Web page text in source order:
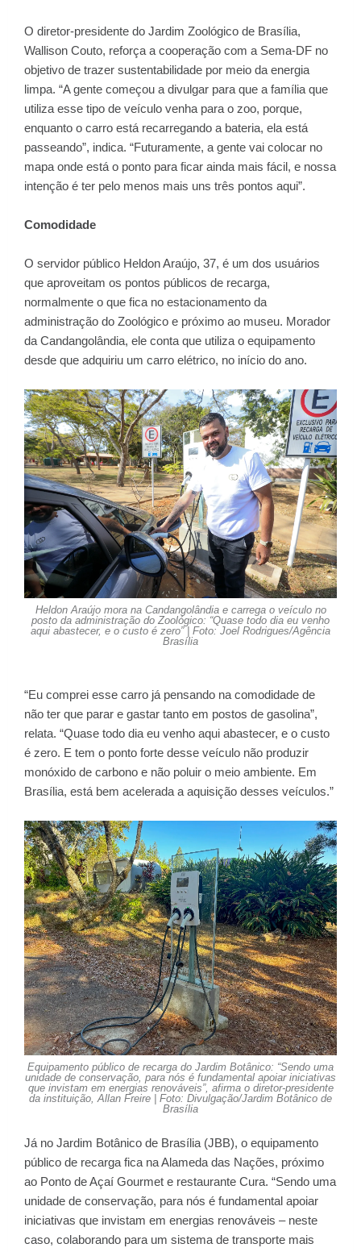
O diretor-presidente do Jardim Zoológico de Brasília,
Wallison Couto, reforça a cooperação com a Sema-DF no
objetivo de trazer sustentabilidade por meio da energia
limpa. “A gente começou a divulgar para que a família que
utiliza esse tipo de veículo venha para o zoo, porque,
enquanto o carro está recarregando a bateria, ela está
passeando”, indica. “Futuramente, a gente vai colocar no
mapa onde está o ponto para ficar ainda mais fácil, e nossa
intenção é ter pelo menos mais uns três pontos aqui”.
Comodidade
O servidor público Heldon Araújo, 37, é um dos usuários
que aproveitam os pontos públicos de recarga,
normalmente o que fica no estacionamento da
administração do Zoológico e próximo ao museu. Morador
da Candangolândia, ele conta que utiliza o equipamento
desde que adquiriu um carro elétrico, no início do ano.
Heldon Araújo mora na Candangolândia e carrega o veículo no
posto da administração do Zoológico: “Quase todo dia eu venho
aqui abastecer, e o custo é zero” | Foto: Joel Rodrigues/Agência
Brasília
“Eu comprei esse carro já pensando na comodidade de
não ter que parar e gastar tanto em postos de gasolina”,
relata. “Quase todo dia eu venho aqui abastecer, e o custo
é zero. E tem o ponto forte desse veículo não produzir
monóxido de carbono e não poluir o meio ambiente. Em
Brasília, está bem acelerada a aquisição desses veículos.”
Equipamento público de recarga do Jardim Botânico: “Sendo uma
unidade de conservação, para nós é fundamental apoiar iniciativas
que invistam em energias renováveis”, afirma o diretor-presidente
da instituição, Allan Freire | Foto: Divulgação/Jardim Botânico de
Brasília
Já no Jardim Botânico de Brasília (JBB), o equipamento
público de recarga fica na Alameda das Nações, próximo
ao Ponto de Açaí Gourmet e restaurante Cura. “Sendo uma
unidade de conservação, para nós é fundamental apoiar
iniciativas que invistam em energias renováveis – neste
caso, colaborando para um sistema de transporte mais